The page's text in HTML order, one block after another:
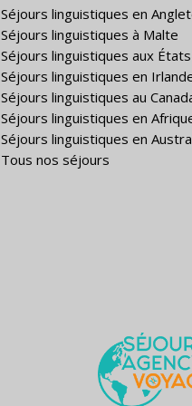
Séjours linguistiques en
Séjours linguistiques à Malte
Séjours linguistiques aux
Séjours linguistiques en
Séjours linguistiques au
Séjours linguistiques en
Séjours linguistiques en
Tous nos séjours